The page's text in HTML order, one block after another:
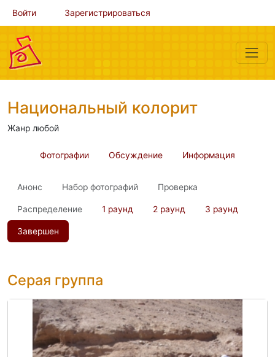
Войти Зарегистрироваться
Национальный колорит
Жанр любой
Фотографии Обсуждение Информация
Анонс Набор фотографий Проверка
Распределение 1 раунд 2 раунд 3 раунд
Завершен
Серая группа